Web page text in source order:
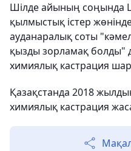
Шілде айының соңында
қылмыстық істер
ауданаралық соты
қызды зорламақ болды"
химиялық кастрация
Қазақстанда 2018
химиялық кастрация